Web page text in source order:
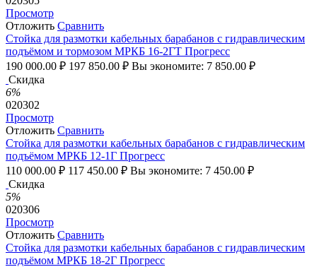
Просмотр
Отложить Сравнить
Стойка для размотки кабельных барабанов с гидравлическим
подъёмом и тормозом МРКБ 16-2ГТ Прогресс
190 000.00 ₽ 197 850.00 ₽ Вы экономите: 7 850.00 ₽
Скидка
6%
020302
Просмотр
Отложить Сравнить
Стойка для размотки кабельных барабанов с гидравлическим
подъёмом МРКБ 12-1Г Прогресс
110 000.00 ₽ 117 450.00 ₽ Вы экономите: 7 450.00 ₽
Скидка
5%
020306
Просмотр
Отложить Сравнить
Стойка для размотки кабельных барабанов с гидравлическим
подъёмом МРКБ 18-2Г Прогресс